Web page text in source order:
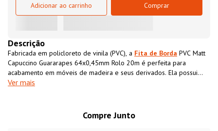
Adicionar ao carrinho Comprar
Descrição
Fabricada em policloreto de vinila (PVC), a Fita de Borda PVC Matt
Capuccino Guararapes 64x0,45mm Rolo 20m é perfeita para
acabamento em móveis de madeira e seus derivados. Ela possui
textura impressa semelhante ao MDF, que além de conferir
Ver mais
Compre Junto